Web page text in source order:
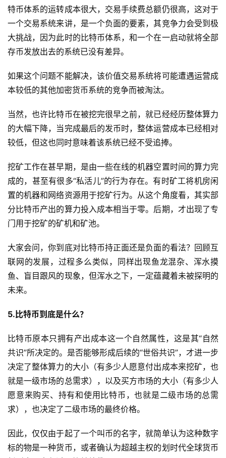
特币体系的运转成本很大，交易手续费总额仍很高，这对于
一个交易系统来讲，是一个负面的要素，其竞争力会受到极
大挑战，因为此时的比特币体系，和一个在一启动就将全部
存币发放出去的系统已没有差异。
如果这个问题不能解决，该价值交易系统将可能遭遇运营成
本较低的其他加密货币系统的竞争而被淘汰。
当然，也许比特币在被挖完很早之前，就已经经历整体算力
的大幅下降，当完成最后的发币时，整体运营成本已经相对
较低，但这也同时意味着该系统已经不受追捧。
挖矿工作在甚早期，是由一些在线的机器空置时间的算力完
成的，甚至有很多“私活儿”的行为存在。有时矿工将机房闲
置的机器和网络资源用于挖矿行为。从这个角度看，其实部
分比特币产出的算力投入成本相当于零。后期，才出现了专
门用于挖矿的矿机和矿池。
大家会问，你到底对比特币持正面还是负面的看法？回顾互
联网的发展，过程多么类似，同样出现鱼龙混杂、浑水摸
鱼、盲目跟风的现象，但浑水之下，一定蕴藏着未被探明的
未来。
5.比特币到底是什么？
比特币原本只拥有产出成本这一个自然属性，这是其“自然
共识”所决定的。是否能够形成后续的“世俗共识”，才进一步
决定了整体算力的大小（有多少人愿意付出成本来挖矿，也
就是一级市场的总需求），以及买方市场的大小（有多少人
愿意来购买、持有和使用比特币，也就是二级市场的总需
求），也决定了二级市场的最终价格。
因此，仅仅由于起了一个叫币的名字，就简单认为这种数字
标的物是一种货币，或者确认为超越主权的划时代全球货币